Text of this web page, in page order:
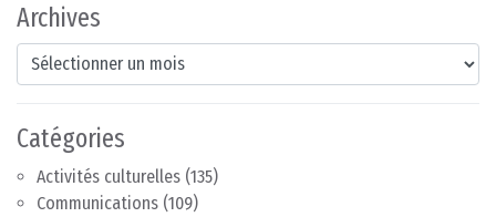
Archives
Archives
Catégories
Activités culturelles (135)
Communications (109)